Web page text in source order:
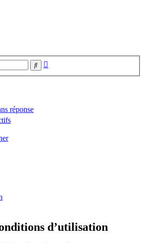
Rechercher
réponse
d’utilisation